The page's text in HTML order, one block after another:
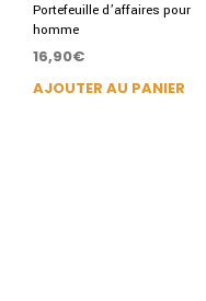
Portefeuille d’affaires pour
homme
16,90€
AJOUTER AU PANIER